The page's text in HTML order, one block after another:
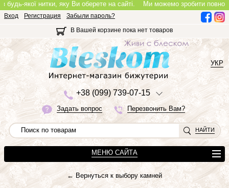
нитки, яку Ви оберете на сайті. Ми можемо зробити повноцінне
Вход Регистрация
Забыли пароль?
В Вашей корзине пока нет товаров
+38 (099) 739-07-15
Задать вопрос Перезвонить Вам?
УКР
НАЙТИ
МЕНЮ САЙТА
← Вернуться к выбору камней